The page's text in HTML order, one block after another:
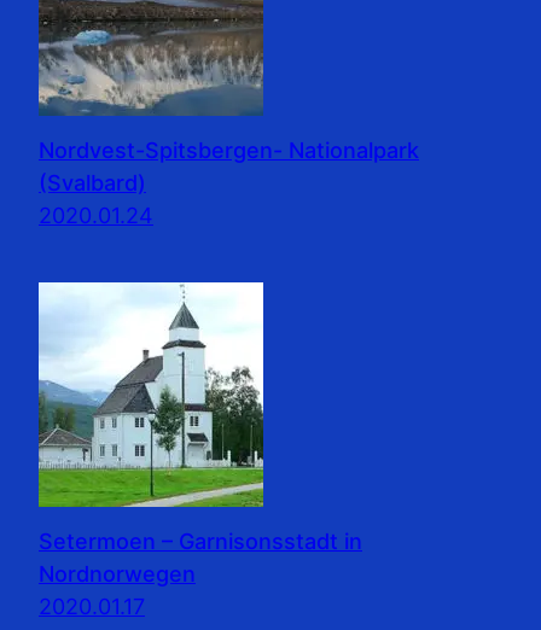
Nordvest-Spitsbergen- Nationalpark
(Svalbard)
2020.01.24
Setermoen – Garnisonsstadt in
Nordnorwegen
2020.01.17